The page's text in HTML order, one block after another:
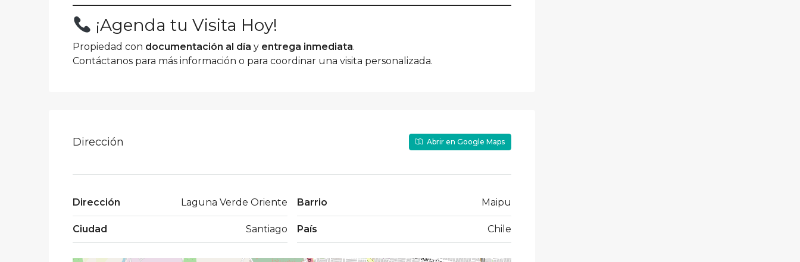
¡Agenda tu Visita Hoy!
Propiedad con documentación al día y entrega inmediata.
Contáctanos para más información o para coordinar una visita personalizada.
Dirección Abrir en Google Maps
Dirección Laguna Verde Oriente
Ciudad Santiago
Barrio Maipu
País Chile